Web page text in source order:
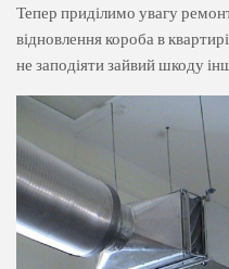
Тепер приділимо увагу
відновлення короба в
не заподіяти зайвий шкоду